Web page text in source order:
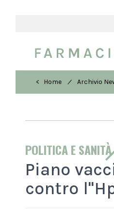
< Home / Archivio
POLITICA E SANITÀ
Piano
contro